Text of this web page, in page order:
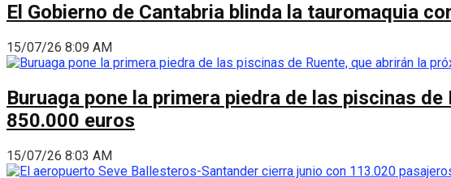
El Gobierno de Cantabria blinda la tauromaquia
15/07/26 8:09 AM
Buruaga pone la primera piedra de las piscinas
850.000 euros
15/07/26 8:03 AM